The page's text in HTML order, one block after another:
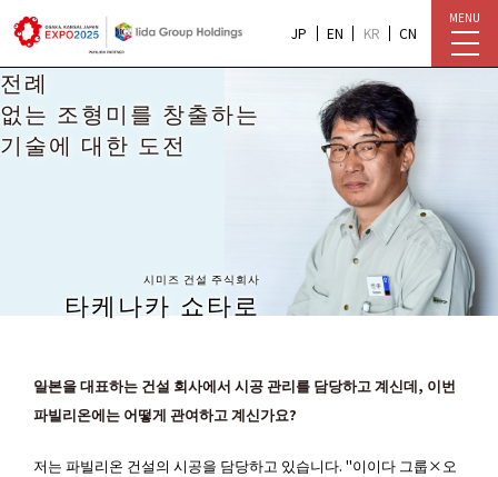
JP EN KR CN
MENU
전례
없는 조형미를 창출하는
기술에 대한 도전
시미즈 건설 주식회사
타케나카 쇼타로
――일본을 대표하는 건설 회사에서 시공 관리를 담당하고 계신데, 이번
파빌리온에는 어떻게 관여하고 계신가요?
저는 파빌리온 건설의 시공을 담당하고 있습니다. "이이다 그룹×오